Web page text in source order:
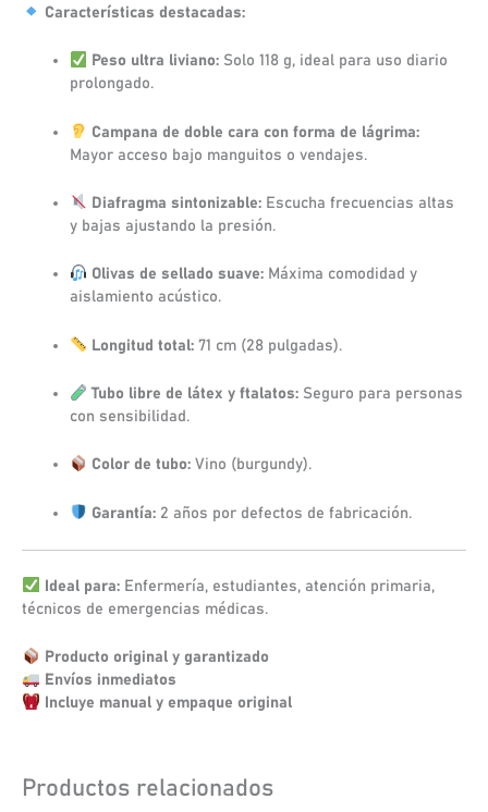
Características destacadas:
Peso ultra liviano: Solo 118 g, ideal para uso diario
prolongado.
Campana de doble cara con forma de lágrima:
Mayor acceso bajo manguitos o vendajes.
Diafragma sintonizable: Escucha frecuencias altas
y bajas ajustando la presión.
Olivas de sellado suave: Máxima comodidad y
aislamiento acústico.
Longitud total: 71 cm (28 pulgadas).
Tubo libre de látex y ftalatos: Seguro para personas
con sensibilidad.
Color de tubo: Vino (burgundy).
Garantía: 2 años por defectos de fabricación.
Ideal para:Enfermería, estudiantes, atención primaria,
técnicos de emergencias médicas.
Producto original y garantizado
Envíos inmediatos
Incluye manual y empaque original
Productos relacionados